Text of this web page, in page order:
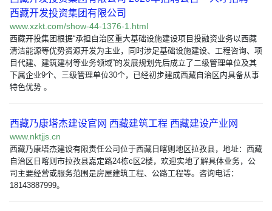
西藏开发投资集团有限公司
www.xzkt.com/show-44-1376-1.html
西藏开投集团根据“承担自治区重大基础设施建设项目投融资业务以西藏
清洁能源等优势资源开发为主业，同时涉足基础设施建设、工程咨询、项
目代建、建筑建材等业务领域”的发展规划先后成立了二级管理单位及其
下属企业9个、三级管理单位30个，已经初步建成西藏自治区内具备从事
特色优势 。
西藏乃康塔杰建设官网 西藏建筑工程 西藏建设产业网
www.nktjjs.cn
西藏乃康塔杰建设有限责任公司位于西藏日喀则地区拉孜县，地址：西藏
自治区日喀则市拉孜县嘉定路24栋c区2楼，欢迎实地了解具体业务，公
司主要经营或服务范围是房屋建筑工程、公路工程等。咨询电话：
18143887999。